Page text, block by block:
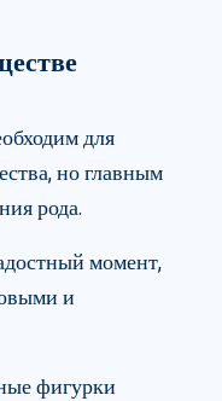
для
но главным
рода.
момент,
и
фигурки